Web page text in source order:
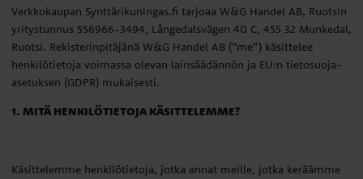
Verkkokaupan Synttärikuningas.fi tarjoaa W&G Handel AB, Ruotsin
yritystunnus 556966-3494, Långedalsvägen 40 C, 455 32 Munkedal,
Ruotsi. Rekisterinpitäjänä W&G Handel AB (”me”) käsittelee
henkilötietoja voimassa olevan lainsäädännön ja EU:n tietosuoja-
asetuksen (GDPR) mukaisesti.
1. MITÄ HENKILÖTIETOJA KÄSITTELEMME?
Käsittelemme henkilötietoja, jotka annat meille, jotka keräämme